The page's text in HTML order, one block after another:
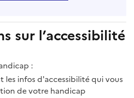
sur l’accessibilité
:
les infos d'accessibilité qui vous
de votre handicap